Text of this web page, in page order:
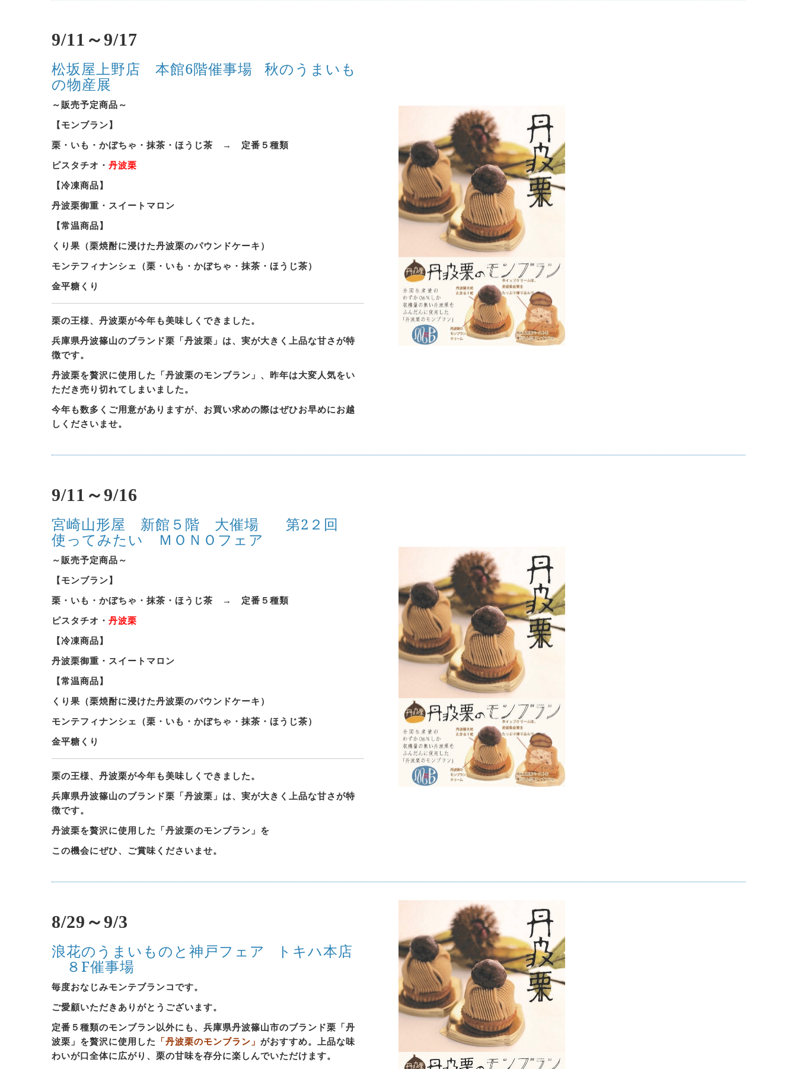
9/11～9/17
松坂屋上野店 本館6階催事場
秋のうまいも
の物産展
～販売予定商品～
【モンブラン】
栗・いも・かぼちゃ・抹茶・ほうじ茶 → 定番５種類
ピスタチオ・ 丹波栗
【冷凍商品】
丹波栗御重・スイートマロン
【常温商品】
くり果（栗焼酎に浸けた丹波栗のパウンドケーキ）
モンテフィナンシェ（栗・いも・かぼちゃ・抹茶・ほうじ茶）
金平糖くり
栗の王様、丹波栗が今年も美味しくできました。
兵庫県丹波篠山のブランド栗「丹波栗」は、実が大きく上品な甘さが特
徴です。
丹波栗を贅沢に使用した「丹波栗のモンブラン」、昨年は大変人気をい
ただき売り切れてしまいました。
今年も数多くご用意がありますが、お買い求めの際はぜひお早めにお越
しくださいませ。
9/11～9/16
宮崎山形屋 新館５階 大催場
第2２回
使ってみたい ＭＯＮＯフェア
～販売予定商品～
【モンブラン】
栗・いも・かぼちゃ・抹茶・ほうじ茶 → 定番５種類
ピスタチオ・ 丹波栗
【冷凍商品】
丹波栗御重・スイートマロン
【常温商品】
くり果（栗焼酎に浸けた丹波栗のパウンドケーキ）
モンテフィナンシェ（栗・いも・かぼちゃ・抹茶・ほうじ茶）
金平糖くり
栗の王様、丹波栗が今年も美味しくできました。
兵庫県丹波篠山のブランド栗「丹波栗」は、実が大きく上品な甘さが特
徴です。
丹波栗を贅沢に使用した「丹波栗のモンブラン」を
この機会にぜひ、ご賞味くださいませ。
8/29～9/3
浪花のうまいものと神戸フェア
トキハ本店
８F催事場
毎度おなじみモンテブランコです。
ご愛顧いただきありがとうございます。
定番５種類のモンブラン以外にも、兵庫県丹波篠山市のブランド栗「丹
波栗」を贅沢に使用した
「丹波栗のモンブラン」 がおすすめ。上品な味
わいが口全体に広がり、栗の甘味を存分に楽しんでいただけます。